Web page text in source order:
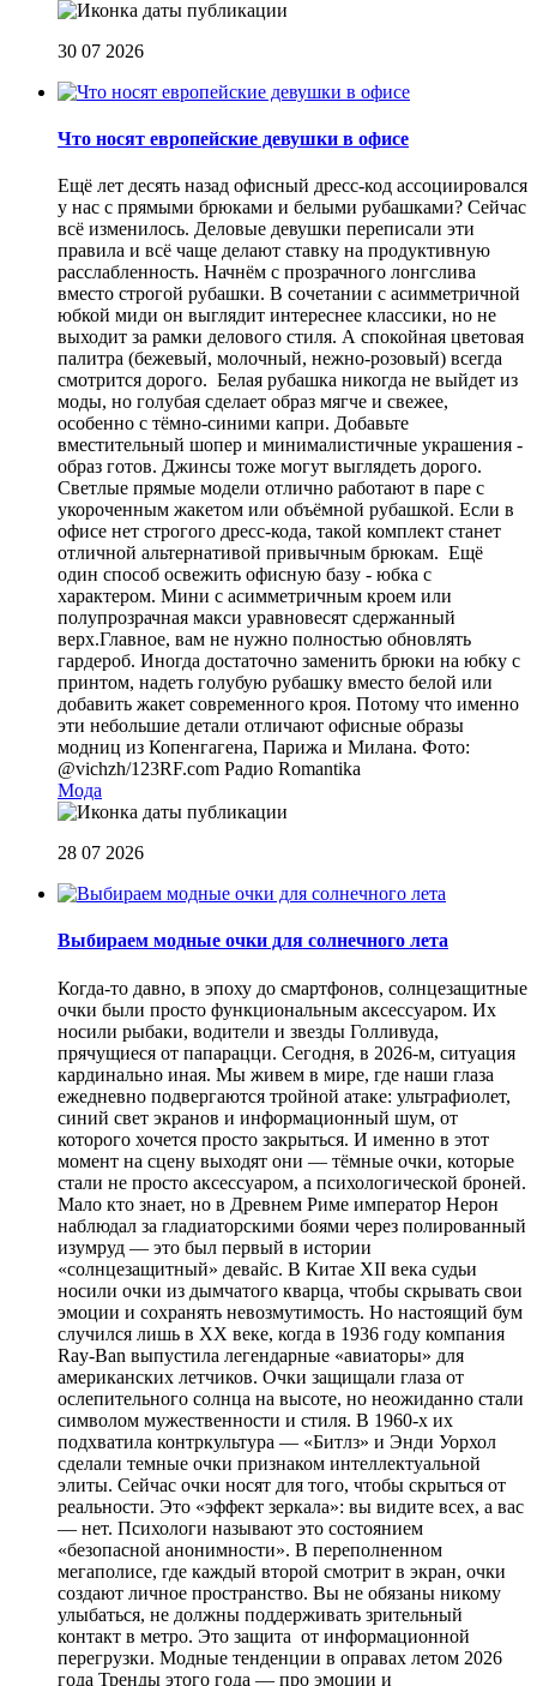
30 07 2026
Что носят европейские девушки в офисе
Ещё лет десять назад офисный дресс-код ассоциировался
у нас с прямыми брюками и белыми рубашками? Сейчас
всё изменилось. Деловые девушки переписали эти
правила и всё чаще делают ставку на продуктивную
расслабленность. Начнём с прозрачного лонгслива
вместо строгой рубашки. В сочетании с асимметричной
юбкой миди он выглядит интереснее классики, но не
выходит за рамки делового стиля. А спокойная цветовая
палитра (бежевый, молочный, нежно-розовый) всегда
смотрится дорого. Белая рубашка никогда не выйдет из
моды, но голубая сделает образ мягче и свежее,
особенно с тёмно-синими капри. Добавьте
вместительный шопер и минималистичные украшения -
образ готов. Джинсы тоже могут выглядеть дорого.
Светлые прямые модели отлично работают в паре с
укороченным жакетом или объёмной рубашкой. Если в
офисе нет строгого дресс-кода, такой комплект станет
отличной альтернативой привычным брюкам. Ещё
один способ освежить офисную базу - юбка с
характером. Мини с асимметричным кроем или
полупрозрачная макси уравновесят сдержанный
верх.Главное, вам не нужно полностью обновлять
гардероб. Иногда достаточно заменить брюки на юбку с
принтом, надеть голубую рубашку вместо белой или
добавить жакет современного кроя. Потому что именно
эти небольшие детали отличают офисные образы
модниц из Копенгагена, Парижа и Милана. Фото:
@vichzh/123RF.com Радио Romantika
Мода
28 07 2026
Выбираем модные очки для солнечного лета
Когда-то давно, в эпоху до смартфонов, солнцезащитные
очки были просто функциональным аксессуаром. Их
носили рыбаки, водители и звезды Голливуда,
прячущиеся от папарацци. Сегодня, в 2026-м, ситуация
кардинально иная. Мы живем в мире, где наши глаза
ежедневно подвергаются тройной атаке: ультрафиолет,
синий свет экранов и информационный шум, от
которого хочется просто закрыться. И именно в этот
момент на сцену выходят они — тёмные очки, которые
стали не просто аксессуаром, а психологической броней.
Мало кто знает, но в Древнем Риме император Нерон
наблюдал за гладиаторскими боями через полированный
изумруд — это был первый в истории
«солнцезащитный» девайс. В Китае XII века судьи
носили очки из дымчатого кварца, чтобы скрывать свои
эмоции и сохранять невозмутимость. Но настоящий бум
случился лишь в XX веке, когда в 1936 году компания
Ray-Ban выпустила легендарные «авиаторы» для
американских летчиков. Очки защищали глаза от
ослепительного солнца на высоте, но неожиданно стали
символом мужественности и стиля. В 1960-х их
подхватила контркультура — «Битлз» и Энди Уорхол
сделали темные очки признаком интеллектуальной
элиты. Сейчас очки носят для того, чтобы скрыться от
реальности. Это «эффект зеркала»: вы видите всех, а вас
— нет. Психологи называют это состоянием
«безопасной анонимности». В переполненном
мегаполисе, где каждый второй смотрит в экран, очки
создают личное пространство. Вы не обязаны никому
улыбаться, не должны поддерживать зрительный
контакт в метро. Это защита от информационной
перегрузки. Модные тенденции в оправах летом 2026
года Тренды этого года — про эмоции и